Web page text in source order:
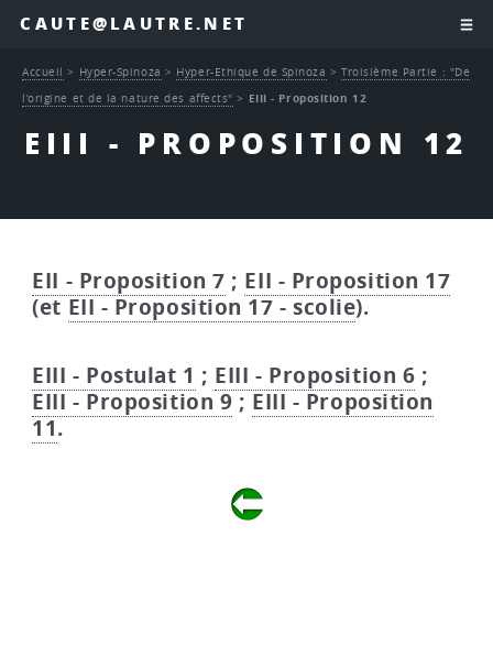
CAUTE@LAUTRE.NET
EIII - PROPOSITION 12
Accueil > Hyper-Spinoza > Hyper-Ethique de Spinoza >Troisième Partie : "De
l’origine et de la nature des affects" > EIII - Proposition 12
EII - Proposition 7 ; EII - Proposition 17
(et EII - Proposition 17 - scolie).
EIII - Postulat 1 ; EIII - Proposition 6 ;
EIII - Proposition 9 ; EIII - Proposition
11.